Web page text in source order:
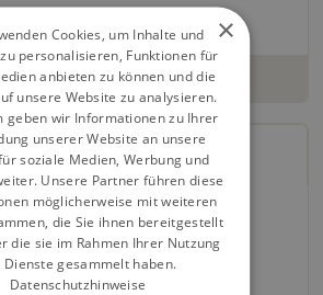
weiterlesen
Summers,Lisa Heilig
×
Cookies, um Inhalte und
personalisieren, Funktionen für
anbieten zu können und die
unsere Website zu analysieren.
geben wir Informationen zu Ihrer
unserer Website an unsere
soziale Medien, Werbung und
Unsere Partner führen diese
möglicherweise mit weiteren
die Sie ihnen bereitgestellt
die sie im Rahmen Ihrer Nutzung
Dienste gesammelt haben.
Datenschutzhinweise